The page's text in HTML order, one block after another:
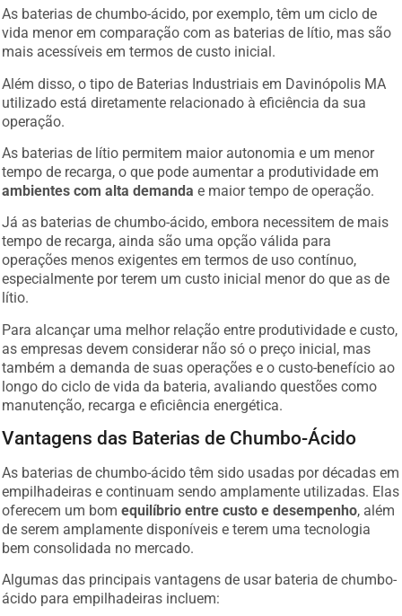
As baterias de chumbo-ácido, por exemplo, têm um ciclo de
vida menor em comparação com as baterias de lítio, mas são
mais acessíveis em termos de custo inicial.
Além disso, o tipo de Baterias Industriais em Davinópolis MA
utilizado está diretamente relacionado à eficiência da sua
operação.
As baterias de lítio permitem maior autonomia e um menor
tempo de recarga, o que pode aumentar a produtividade em
ambientes com alta demanda e maior tempo de operação.
Já as baterias de chumbo-ácido, embora necessitem de mais
tempo de recarga, ainda são uma opção válida para
operações menos exigentes em termos de uso contínuo,
especialmente por terem um custo inicial menor do que as de
lítio.
Para alcançar uma melhor relação entre produtividade e custo,
as empresas devem considerar não só o preço inicial, mas
também a demanda de suas operações e o custo-benefício ao
longo do ciclo de vida da bateria, avaliando questões como
manutenção, recarga e eficiência energética.
Vantagens das Baterias de Chumbo-Ácido
As baterias de chumbo-ácido têm sido usadas por décadas em
empilhadeiras e continuam sendo amplamente utilizadas. Elas
oferecem um bomequilíbrio entre custo e desempenho , além
de serem amplamente disponíveis e terem uma tecnologia
bem consolidada no mercado.
Algumas das principais vantagens de usar bateria de chumbo-
ácido para empilhadeiras incluem: